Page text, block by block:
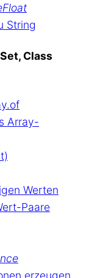
String
Class
Array-
Werten
Paare
erzeugen